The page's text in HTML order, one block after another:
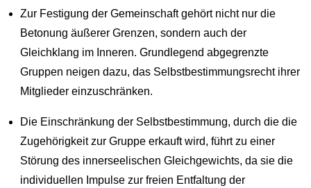
Zur Festigung der Gemeinschaft gehört nicht nur die
Betonung äußerer Grenzen, sondern auch der
Gleichklang im Inneren. Grundlegend abgegrenzte
Gruppen neigen dazu, das Selbstbestimmungsrecht ihrer
Mitglieder einzuschränken.
Die Einschränkung der Selbstbestimmung, durch die die
Zugehörigkeit zur Gruppe erkauft wird, führt zu einer
Störung des innerseelischen Gleichgewichts, da sie die
individuellen Impulse zur freien Entfaltung der